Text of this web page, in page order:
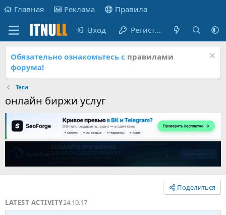
Главная Реклама Правила
Вход Регистрация
Обязательно ознакомьтесь с правилами
форума!
Теги
онлайн биржи услуг
Поделиться
LATEST ACTIVITY24.10.17